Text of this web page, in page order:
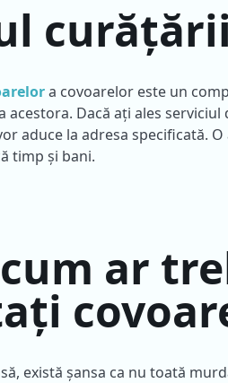
a covoarelor este un
acestora. Dacă ați ales
aduce la adresa specificată.
timp și bani.
ar
există șansa ca nu toată